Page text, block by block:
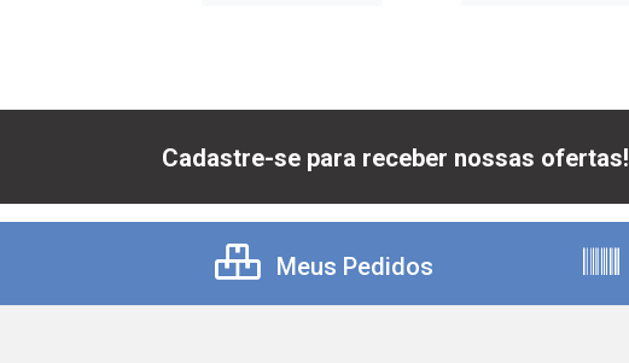
Cadastre-se para receber nossas ofertas!
Meus Pedidos